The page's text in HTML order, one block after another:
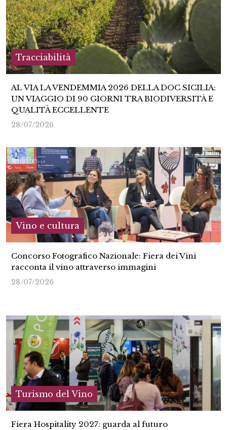
Tracciabilità
AL VIA LA VENDEMMIA 2026 DELLA DOC SICILIA:
UN VIAGGIO DI 90 GIORNI TRA BIODIVERSITÀ E
QUALITÀ ECCELLENTE
28/07/2026
Vino e cultura
Concorso Fotografico Nazionale: Fiera dei Vini
racconta il vino attraverso immagini
28/07/2026
Turismo del Vino
Fiera Hospitality 2027: guarda al futuro